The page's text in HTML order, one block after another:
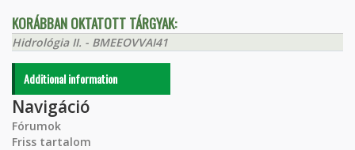
KORÁBBAN OKTATOTT TÁRGYAK:
Hidrológia II. - BMEEOVVAI41
Additional information
Navigáció
Fórumok
Friss tartalom